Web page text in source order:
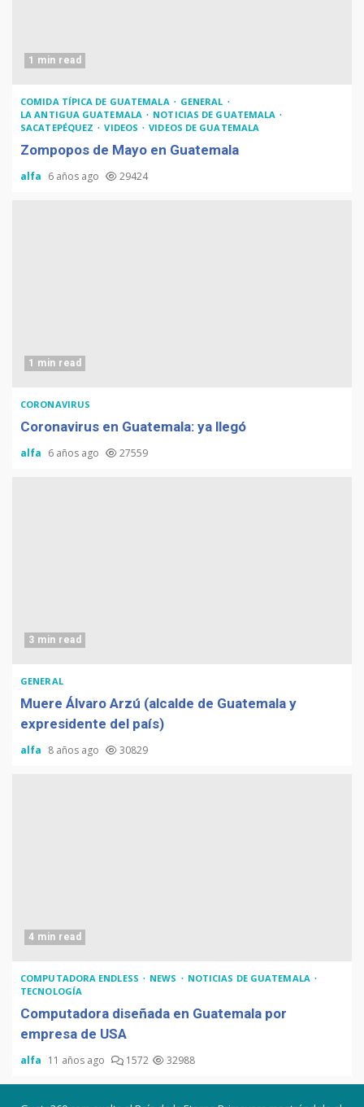
1 min read
COMIDA TÍPICA DE GUATEMALA
GENERAL
LA ANTIGUA GUATEMALA
NOTICIAS DE GUATEMALA
SACATEPÉQUEZ
VIDEOS VIDEOS DE GUATEMALA
Zompopos de Mayo en Guatemala
alfa 6 años ago 29424
1 min read
CORONAVIRUS
Coronavirus en Guatemala: ya llegó
alfa 6 años ago 27559
3 min read
GENERAL
Muere Álvaro Arzú (alcalde de Guatemala y
expresidente del país)
alfa 8 años ago 30829
4 min read
COMPUTADORA ENDLESS NEWS
NOTICIAS DE GUATEMALA
TECNOLOGÍA
Computadora diseñada en Guatemala por
empresa de USA
alfa 11 años ago 1572 32988